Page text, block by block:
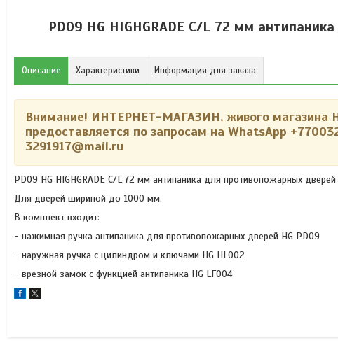
PD09 HG HIGHGRADE C/L 72 мм
Описание Характеристики Информация для заказа
Внимание! ИНТЕРНЕТ-МАГАЗИН, живого магазина
предоставляется по запросам на WhatsApp
3291917@mail.ru
PD09 HG HIGHGRADE C/L 72 мм антипаника для противопожарных
Для дверей шириной до 1000 мм.
В комплект входит:
- нажимная ручка антипаника для противопожарных дверей HG PD09
- наружная ручка с цилиндром и ключами HG HL002
- врезной замок с функцией антипаника HG LF004